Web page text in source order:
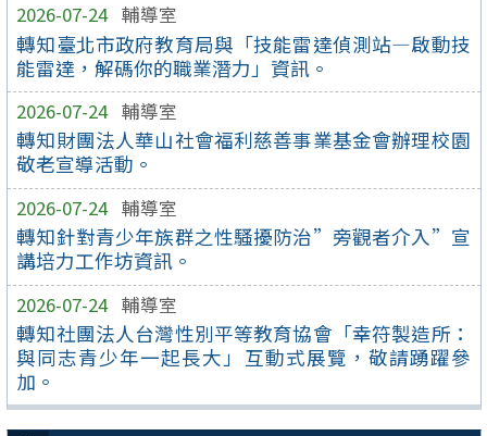
2026-07-24 輔導室
轉知臺北市政府教育局與「技能雷達偵測站—啟動技
能雷達，解碼你的職業潛力」資訊。
2026-07-24 輔導室
轉知財團法人華山社會福利慈善事業基金會辦理校園
敬老宣導活動。
2026-07-24 輔導室
轉知針對青少年族群之性騷擾防治”旁觀者介入”宣
講培力工作坊資訊。
2026-07-24 輔導室
轉知社團法人台灣性別平等教育協會「幸符製造所：
與同志青少年一起長大」互動式展覽，敬請踴躍參
加。